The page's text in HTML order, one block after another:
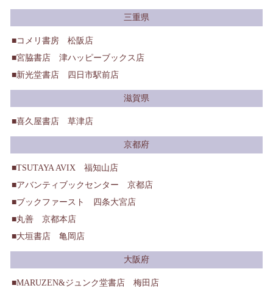
三重県
コメリ書房 松阪店
宮脇書店 津ハッピーブックス店
新光堂書店 四日市駅前店
滋賀県
喜久屋書店 草津店
京都府
TSUTAYA AVIX 福知山店
アバンティブックセンター 京都店
ブックファースト 四条大宮店
丸善 京都本店
大垣書店 亀岡店
大阪府
MARUZEN&ジュンク堂書店 梅田店